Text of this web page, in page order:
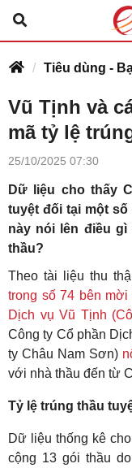
Tiêu dùng -
Vũ Tịnh và
mã tỷ lệ
25/10/2025 07:30
Dữ liệu cho thấy
tuyệt đối tại một
này nói lên điều
thầu?
Theo tài liệu thu
trong số 74 bên
Dịch vụ Vũ Tịnh
Công ty Cổ phần
ty Châu Nam Sơn)
với nhà thầu đến từ
Tỷ lệ trúng thầu
Dữ liệu thống kê
cộng 13 gói thầu